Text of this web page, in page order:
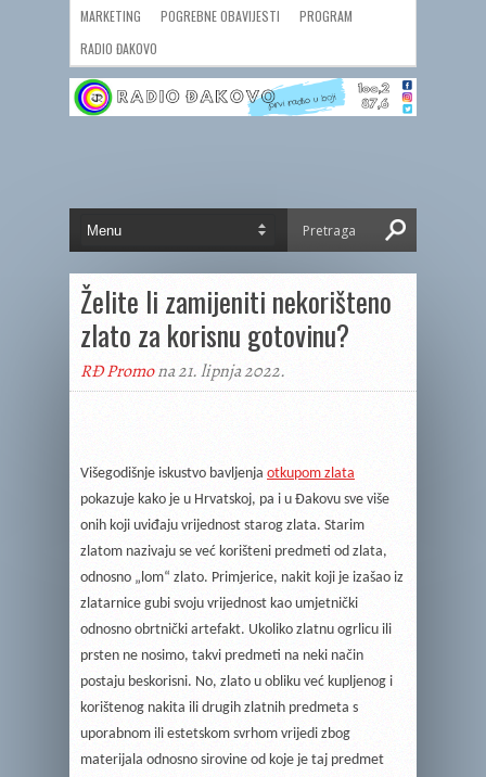
MARKETING POGREBNE OBAVIJESTI
PROGRAM
RADIO ĐAKOVO
Želite li zamijeniti nekorišteno
zlato za korisnu gotovinu?
RĐ Promona 21. lipnja 2022.
Višegodišnje iskustvo bavljenja otkupom zlata
pokazuje kako je u Hrvatskoj, pa i u Đakovu sve više
onih koji uviđaju vrijednost starog zlata. Starim
zlatom nazivaju se već korišteni predmeti od zlata,
odnosno „lom“ zlato. Primjerice, nakit koji je izašao iz
zlatarnice gubi svoju vrijednost kao umjetnički
odnosno obrtnički artefakt. Ukoliko zlatnu ogrlicu ili
prsten ne nosimo, takvi predmeti na neki način
postaju beskorisni. No, zlato u obliku već kupljenog i
korištenog nakita ili drugih zlatnih predmeta s
uporabnom ili estetskom svrhom vrijedi zbog
materijala odnosno sirovine od koje je taj predmet